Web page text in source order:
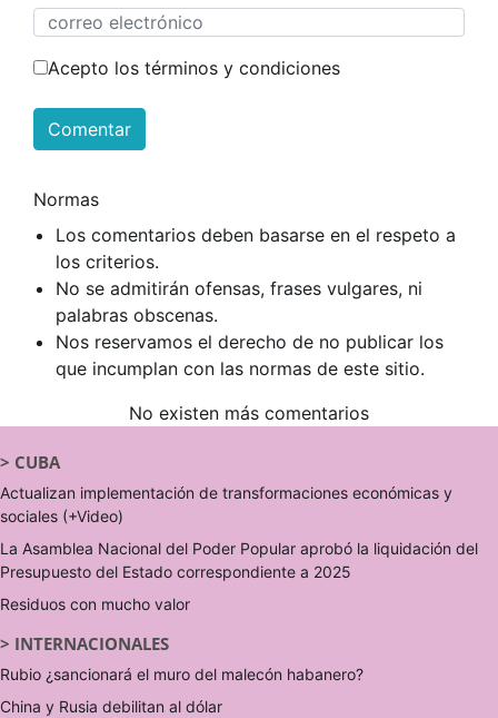
Acepto los términos y condiciones
Comentar
Normas
Los comentarios deben basarse en el respeto a
los criterios.
No se admitirán ofensas, frases vulgares, ni
palabras obscenas.
Nos reservamos el derecho de no publicar los
que incumplan con las normas de este sitio.
No existen más comentarios
> CUBA
Actualizan implementación de transformaciones económicas y
sociales (+Video)
La Asamblea Nacional del Poder Popular aprobó la liquidación del
Presupuesto del Estado correspondiente a 2025
Residuos con mucho valor
> INTERNACIONALES
Rubio ¿sancionará el muro del malecón habanero?
China y Rusia debilitan al dólar